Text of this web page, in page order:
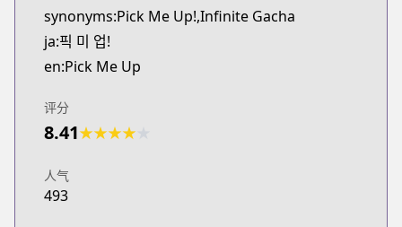
synonyms:Pick Me Up!,Infinite Gacha
ja:픽 미 업!
en:Pick Me Up
评分
8.41★★★★
人气
493